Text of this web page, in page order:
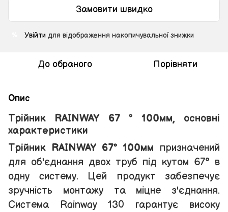
Замовити швидко
Увійти для відображення накопичувальної знижки
До обраного Порівняти
Опис
Трійник RAINWAY 67 ° 100мм, основні
характеристики
Трійник RAINWAY 67° 100мм призначений
для об'єднання двох труб під кутом 67° в
одну систему. Цей продукт забезпечує
зручність монтажу та міцне з'єднання.
Система Rainway 130 гарантує високу